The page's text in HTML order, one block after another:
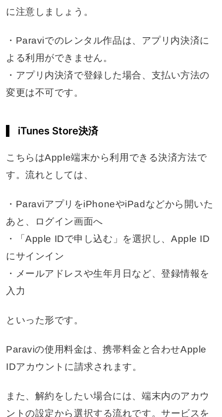
に注意しましょう。
・Paraviでのレンタル作品は、アプリ内決済に
よる利用ができません。
・アプリ内決済で登録した場合、支払い方法の
変更は不可です。
iTunes Store決済
こちらはApple端末から利用できる決済方法で
す。流れとしては、
・ParaviアプリをiPhoneやiPadなどから開いた
あと、ログイン画面へ
・「Apple IDで申し込む」を選択し、Apple ID
にサインイン
・メールアドレスや生年月日など、登録情報を
入力
といった形です。
Paraviの使用料金は、携帯料金と合わせApple
IDアカウントに請求されます。
また、解約をしたい場合には、端末内のアカウ
ントの設定から選択する流れです。サービスを